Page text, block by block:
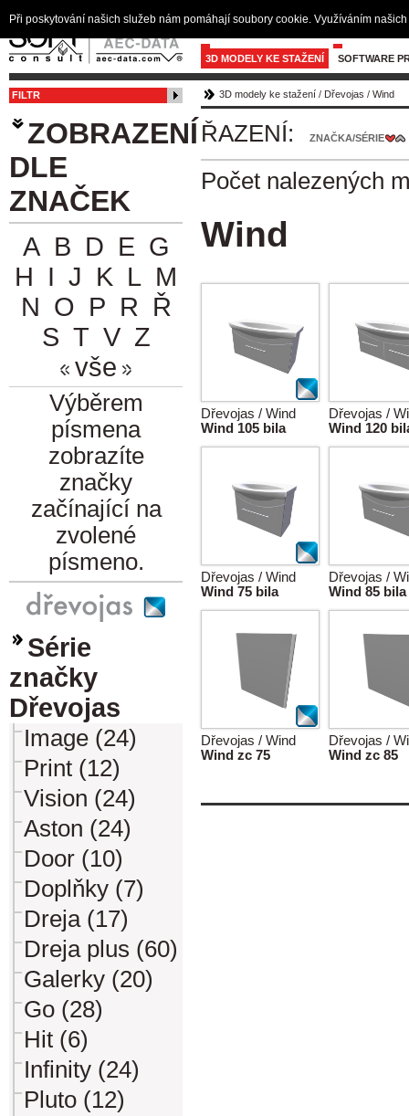
3D MODELY KE STAŽENÍ SOFTWARE
FILTR
ZOBRAZENÍ
DLE
ZNAČEK
A B D E G
H I J K L M
N O P R Ř
S T V Z
vše
Výběrem
písmena
zobrazíte
značky
začínající na
zvolené
písmeno.
Série
značky
Dřevojas
Image (24)
Print (12)
Vision (24)
Aston (24)
Door (10)
Doplňky (7)
Dreja (17)
Dreja plus (60)
Galerky (20)
Go (28)
Hit (6)
Infinity (24)
Pluto (12)
3D modely ke stažení / Dřevojas / Wind
ŘAZENÍ: ZNAČKA/SÉRIE
Počet nalezených
Wind
Dřevojas / Wind
Wind 105 bila
Dřevojas /
Wind 120
Dřevojas / Wind
Wind 75 bila
Dřevojas /
Wind 85 bila
Dřevojas / Wind
Wind zc 75
Dřevojas /
Wind zc 85
Při poskytování našich služeb nám pomáhají soubory cookie. Využíváním